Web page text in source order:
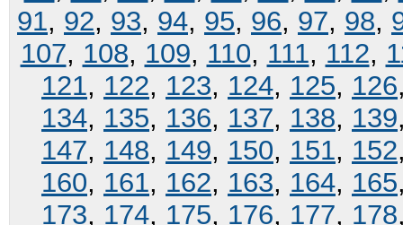
91, 92, 93, 94, 95, 96, 97, 98,
107, 108, 109, 110, 111, 112,
121, 122, 123, 124, 125, 126
134, 135, 136, 137, 138, 139
147, 148, 149, 150, 151, 152
160, 161, 162, 163, 164, 165
173, 174, 175, 176, 177, 178